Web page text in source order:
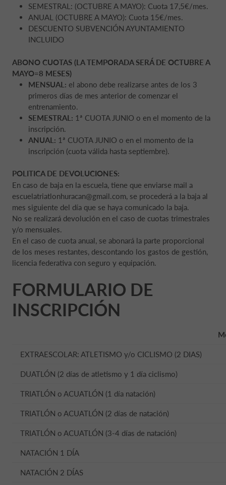
SEMESTRAL: (OCTUBRE A MAYO): Cuota 17,5€/mes.
ANUAL (OCTUBRE A MAYO): Cuota 15€/mes.
DESCUENTO SUBVENCIÓN AYUNTAMIENTO
INCLUIDO
ABONO CUOTAS (LA TEMPORADA SERÁ DE OCTUBRE A
MAYO=8 MESES)
MENSUAL: el abono debe realizarse antes de los 3
primeros días de mes anterior de comenzar el
entrenamiento.
SEMESTRAL: 1ª CUOTA JUNIO o en el momento de la
inscripción.
ANUAL: 1ª CUOTA JUNIO o en el momento de la
inscripción (cuota válida hasta septiembre).
POLITICA DE DEVOLUCIONES:
En caso de baja en la escuela, tiene que enviarse mail a
escuelatriatlonhuracan@gmail.com, se procederá a la baja al
mes siguiente del día que se haya comunicado la baja.
No se realizará devolución en el caso de cuotas trimestrales
y/o mensuales.
En el caso de cuota anual, se abonará la parte proporcional
de los meses restantes, descontando los gastos de gestión,
licencia federativa con seguro y equipación.
FORMULARIO DE
INSCRIPCIÓN
EXTRAESCOLAR: ATLETISMO y/o CICLISMO (2 DIAS)
DUATLÓN (2 días de atletismo y 1 día ciclismo)
TRIATLÓN o ACUATLÓN (1 día natación)
TRIATLÓN o ACUATLÓN (2 días de natación)
TRIATLÓN o ACUATLÓN (3-4 días de natación)
NATACIÓN 1 DÍA
NATACIÓN 2 DÍAS